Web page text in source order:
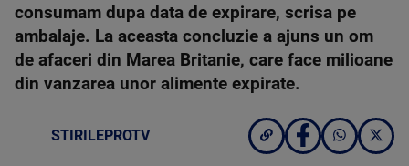
consumam dupa data de expirare, scrisa pe
ambalaje. La aceasta concluzie a ajuns un om
de afaceri din Marea Britanie, care face milioane
din vanzarea unor alimente expirate.
STIRILEPROTV